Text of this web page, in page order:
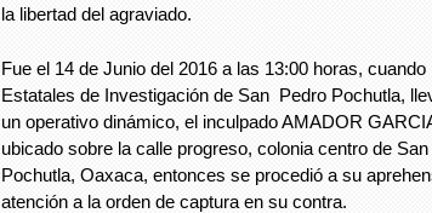
la libertad del agraviado.
Fue el 14 de Junio del 2016 a las 13:00 horas, cuando
Estatales de Investigación de San Pedro Pochutla,
un operativo dinámico, el inculpado AMADOR
ubicado sobre la calle progreso, colonia centro de
Pochutla, Oaxaca, entonces se procedió a su
atención a la orden de captura en su contra.